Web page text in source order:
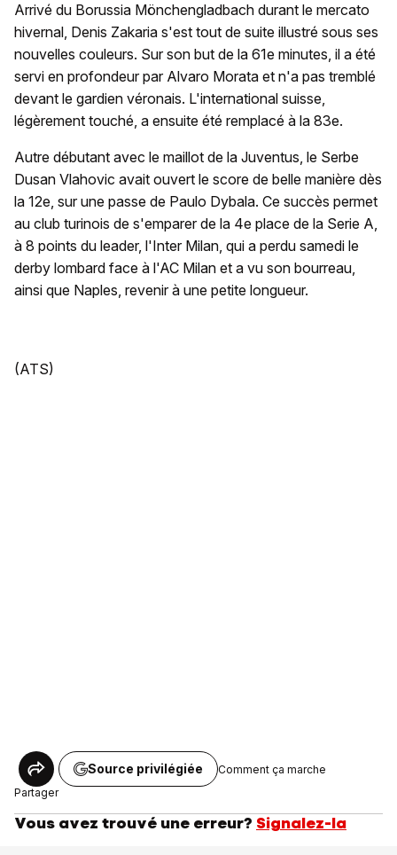
Arrivé du Borussia Mönchengladbach durant le mercato
hivernal, Denis Zakaria s'est tout de suite illustré sous ses
nouvelles couleurs. Sur son but de la 61e minutes, il a été
servi en profondeur par Alvaro Morata et n'a pas tremblé
devant le gardien véronais. L'international suisse,
légèrement touché, a ensuite été remplacé à la 83e.
Autre débutant avec le maillot de la Juventus, le Serbe
Dusan Vlahovic avait ouvert le score de belle manière dès
la 12e, sur une passe de Paulo Dybala. Ce succès permet
au club turinois de s'emparer de la 4e place de la Serie A,
à 8 points du leader, l'Inter Milan, qui a perdu samedi le
derby lombard face à l'AC Milan et a vu son bourreau,
ainsi que Naples, revenir à une petite longueur.
(ATS)
Partager
Source privilégiée Comment ça marche
Vous avez trouvé une erreur? Signalez-la